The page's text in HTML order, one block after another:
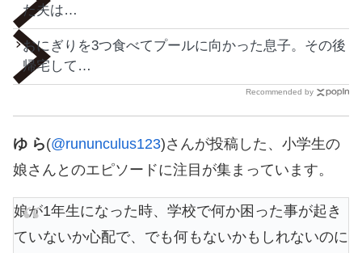
た夫は…
おにぎりを3つ食べてプールに向かった息子。その後
帰宅して…
Recommended by
ゆ ら(@rununculus123)さんが投稿した、小学生の
娘さんとのエピソードに注目が集まっています。
娘が1年生になった時、学校で何か困った事が起き
ていないか心配で、でも何もないかもしれないのに